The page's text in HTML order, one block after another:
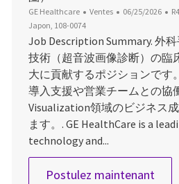
GE Healthcare Catégorie
Ventes Date d’affichage
06/25/2026
Japon, 108-0074
Job Description Summary. 外
技術（超音波画像診断）の臨
大に貢献するポジションです
導入支援や営業チームとの協
Visualization領域のビジネス
ます。. GE HealthCare is a
technology and...
Postulez maintenant